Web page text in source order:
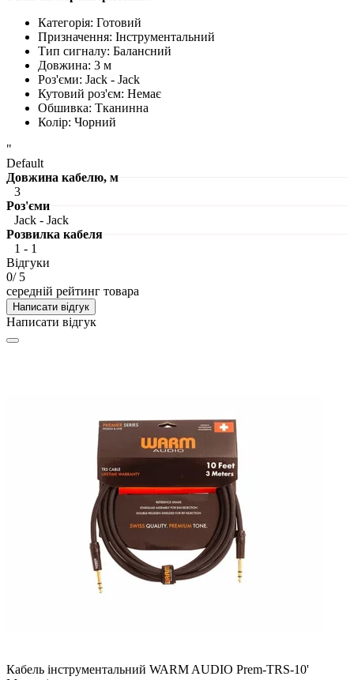
Категорія: Готовий
Призначення: Інструментальний
Тип сигналу: Балансний
Довжина: 3 м
Роз'єми: Jack - Jack
Кутовий роз'єм: Немає
Обшивка: Тканинна
Колір: Чорний
"
Default
Довжина кабелю, м
3
Роз'єми
Jack - Jack
Розвилка кабеля
1 - 1
Відгуки
0/ 5
середній рейтинг товара
Написати відгук
Написати відгук
Кабель інструментальний WARM AUDIO Prem-TRS-10'